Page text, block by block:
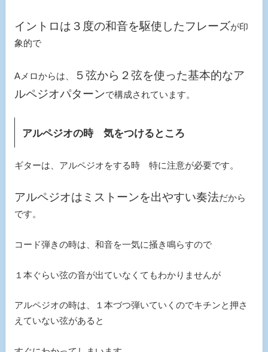
イントロは３度の和音を駆使したフレーズが印
象的で
Aメロからは、
５弦から２弦を使った基本的なア
ルペジオパターンで構成されています。
アルペジオの時 気をつけるところ
ギターは、アルペジオをする時 特に注意が必要です。
アルペジオはミストーンを出やすい奏法だから
です。
コード弾きの時は、和音を一気に掻き鳴らすので
１本ぐらい弦の音が出ていなくてもわかりませんが
アルペジオの時は、１本づつ弾いていくのでキチンと押さ
えていない弦があると